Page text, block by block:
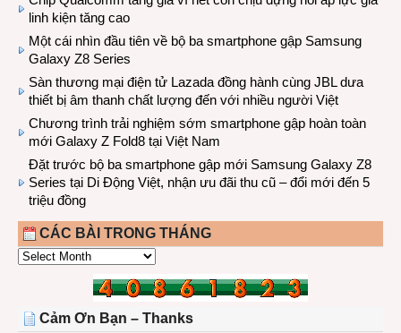
linh kiện tăng cao
Một cái nhìn đầu tiên về bộ ba smartphone gập Samsung
Galaxy Z8 Series
Sàn thương mại điện tử Lazada đồng hành cùng JBL dưa
thiết bị âm thanh chất lượng đến với nhiều người Việt
Chương trình trải nghiệm sớm smartphone gập hoàn toàn
mới Galaxy Z Fold8 tại Việt Nam
Đặt trước bộ ba smartphone gập mới Samsung Galaxy Z8
Series tại Di Động Việt, nhận ưu đãi thu cũ – đổi mới đến 5
triệu đồng
CÁC BÀI TRONG THÁNG
CÁC
THÁNG
Cảm Ơn Bạn – Thanks